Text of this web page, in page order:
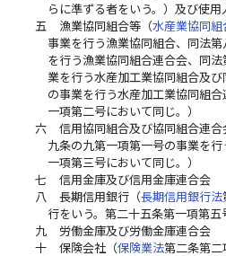
らに準ずる者をいう。）及び使用
五
漁業協同組合等（水産業協同組
事業を行う漁業協同組合、同法
を行う漁業協同組合連合会、同
業を行う水産加工業協同組合及
の事業を行う水産加工業協同組
一項第二号において同じ。）
六
信用協同組合及び協同組合連合
九条の九第一項第一号の事業を
一項第三号において同じ。）
七
信用金庫及び信用金庫連合会
八
長期信用銀行（長期信用銀行法
行をいう。第二十五条第一項第五
九
労働金庫及び労働金庫連合会
十
保険会社（保険業法第二条第二